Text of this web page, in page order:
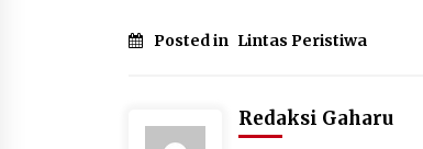
Posted in Lintas Peristiwa
Redaksi Gaharu